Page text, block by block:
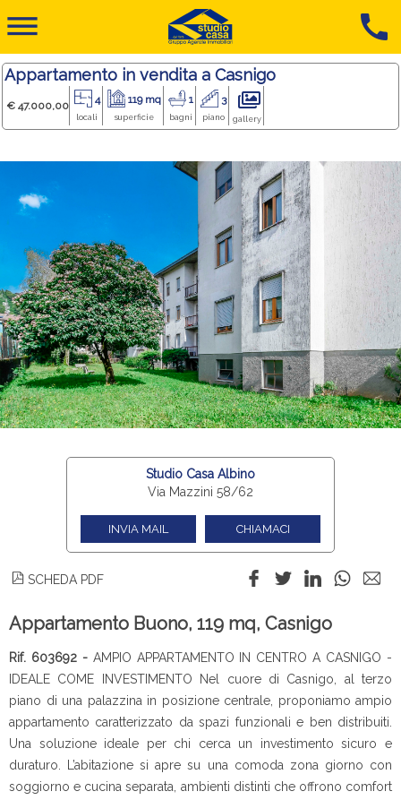
dehaze call
Appartamento in vendita a Casnigo
€ 47.000,00 4
locali
119 mq
superficie
1
bagni
3
piano gallery
Studio Casa Albino
Via Mazzini 58/62
INVIA MAIL CHIAMACI
SCHEDA PDF
Appartamento Buono, 119 mq, Casnigo
Rif. 603692 - AMPIO APPARTAMENTO IN CENTRO A CASNIGO -
IDEALE COME INVESTIMENTO Nel cuore di Casnigo, al terzo
piano di una palazzina in posizione centrale, proponiamo ampio
appartamento caratterizzato da spazi funzionali e ben distribuiti.
Una soluzione ideale per chi cerca un investimento sicuro e
duraturo. L’abitazione si apre su una comoda zona giorno con
soggiorno e cucina separata, ambienti distinti che offrono comfort